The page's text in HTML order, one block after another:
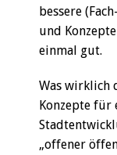
bessere
und
einmal gut.
Was wirklich
Konzepte für
„offener